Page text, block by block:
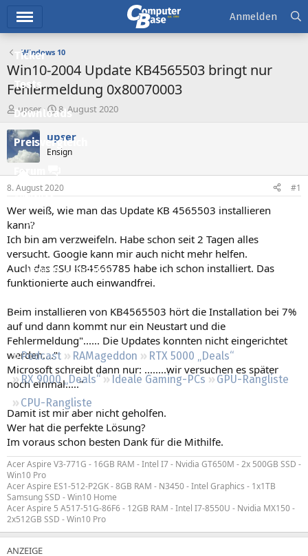
Ticker
Tests
Downloads
Preisvergleich
Forum
Aktuelles
Empfohlene Inhalte
Neue Beiträge
Neueste Aktivitäten
Regeln
Podcast RAMageddon
RTX 5000 „Deals“
RX 9000 „Deals“
Ideale Gaming-PCs
GPU-Rangliste
CPU-Rangliste
Anmelden
Windows 10
Win10-2004 Update KB4565503 bringt nur
Fehlermeldung 0x80070003
E
r
s
t
e
l
e
r
upser
E
r
s
e
l
t
a
8. August 2020
upser
Ensign
8. August 2020 #1
Wer weiß, wie man das Update KB 4565503 installieren
kann?
Ich bin am verzweifeln. Habe schon seit 2 Tagen alles
versucht. Google kann mir auch nicht mehr helfen.
Auch das SSU KB4566785 habe ich schon installiert. Das
funktionierte auch einwandfrei.
Beim installieren von KB4565503 hört die Installation bei 7%
auf und dann kommt nur ein Neustart und die
Fehlermeldung"...... Die Updates konnten nicht eingerichtet
werden...."
Microsoft schreibt dann nur: ........wir versuchen es später
noch einmal....."
Damit ist mir aber nicht geholfen.
Wer hat die perfekte Lösung?
Im voraus schon besten Dank für die Mithilfe.
Acer Aspire V3-771G - 16GB RAM - Intel I7 - Nvidia GT650M - 2x 500GB SSD -
Win10 Pro
Acer Aspire ES1-512-P2GK - 8GB RAM - N3450 - Intel Graphics - 1x1TB
Samsung SSD - Win10 Home
Acer Aspire 5 A517-51G-86F6 - 12GB RAM - Intel I7-8550U - Nvidia MX150 -
2x512GB SSD - Win10 Pro